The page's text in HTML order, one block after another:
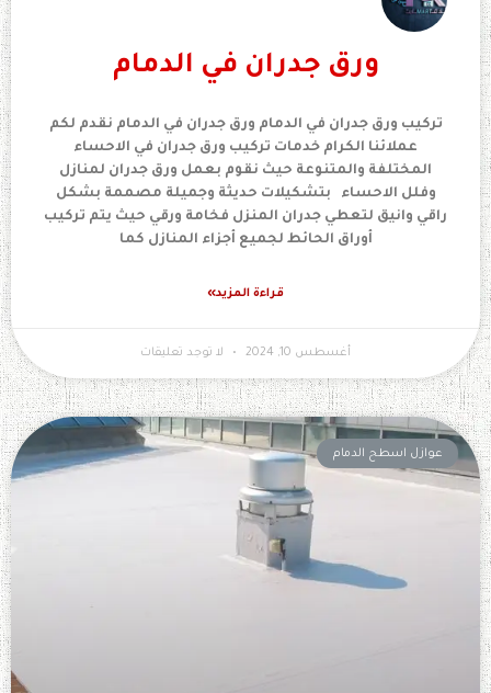
ورق جدران في الدمام
تركيب ورق جدران في الدمام ورق جدران في الدمام نقدم لكم
عملائنا الكرام خدمات تركيب ورق جدران في الاحساء
المختلفة والمتنوعة حيث نقوم بعمل ورق جدران لمنازل
وفلل الاحساء بتشكيلات حديثة وجميلة مصممة بشكل
راقي وانيق لتعطي جدران المنزل فخامة ورقي حيث يتم تركيب
أوراق الحائط لجميع أجزاء المنازل كما
قراءة المزيد»
أغسطس 10, 2024 لا توجد تعليقات
عوازل اسطح الدمام